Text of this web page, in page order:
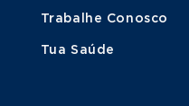
Trabalhe Conosco
Tua Saúde